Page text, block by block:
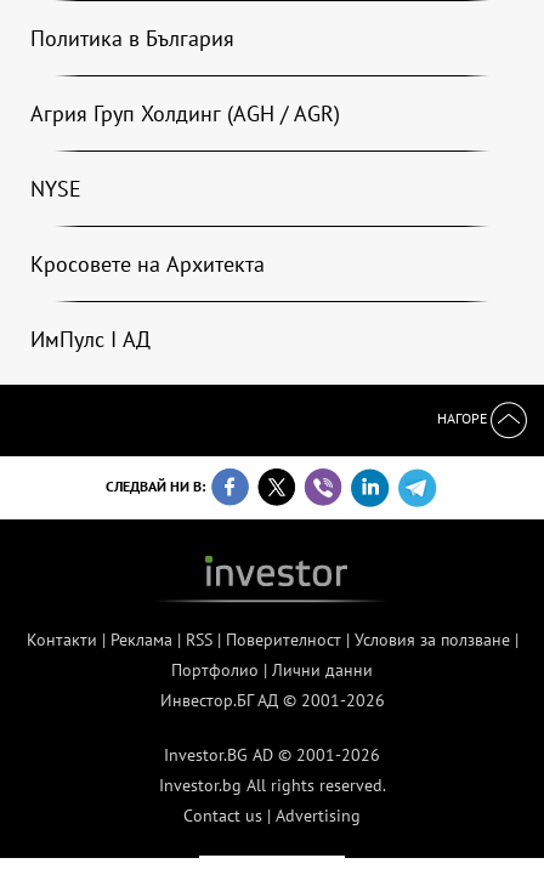
Политика в България
Агрия Груп Холдинг (AGH / AGR)
NYSE
Кросовете на Архитекта
ИмПулс I АД
НАГОРЕ
СЛЕДВАЙ НИ В:
Контакти | Реклама | RSS| Поверителност| Условия за ползване|
Портфолио | Лични данни
Инвестор.БГ АД © 2001-2026
Investor.BG AD © 2001-2026
Investor.bg All rights reserved.
Contact us | Advertising